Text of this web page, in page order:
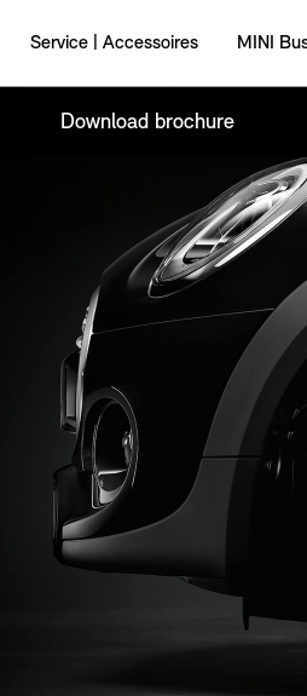
Service | Accessoires MINI
Download brochure